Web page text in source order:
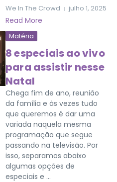
We In The Crowd julho 1, 2025
Read More
Matéria
8 especiais ao vivo
para assistir nesse
Natal
Chega fim de ano, reunião
da família e às vezes tudo
que queremos é dar uma
variada naquela mesma
programação que segue
passando na televisão. Por
isso, separamos abaixo
algumas opções de
especiais e ...